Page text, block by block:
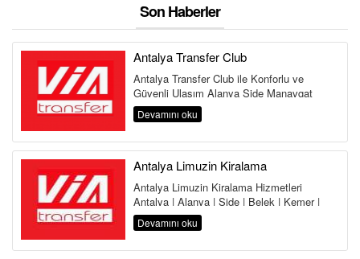
Son Haberler
Antalya Transfer Club
Antalya Transfer Club ile Konforlu ve
Güvenli Ulaşım Alanya Side Manavgat
Belek Kemer Kundu Lara Antalya
Havalima...
Devamını oku
Antalya Limuzin Kiralama
Antalya Limuzin Kiralama Hizmetleri
Antalya | Alanya | Side | Belek | Kemer |
Lara | Kundu | Land of Legends Antalya,...
Devamını oku